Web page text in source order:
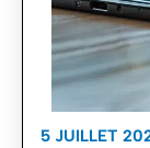
5 JUILLET